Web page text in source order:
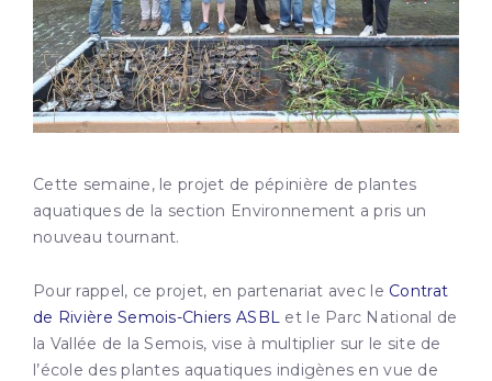
Cette semaine, le projet de pépinière de plantes
aquatiques de la section Environnement a pris un
nouveau tournant.
Pour rappel, ce projet, en partenariat avec le Contrat
de Rivière Semois-Chiers ASBL
et le Parc National de
la Vallée de la Semois, vise à multiplier sur le site de
l’école des plantes aquatiques indigènes en vue de